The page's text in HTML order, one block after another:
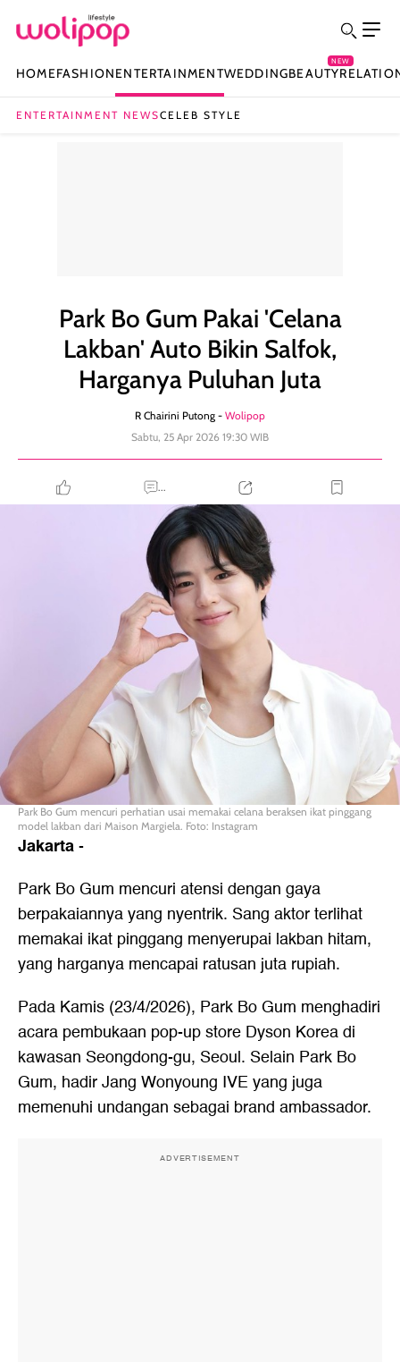
HOMEFASHIONENTERTAINMENTWEDDINGBEAUTY
NEW
ENTERTAINMENT NEWSCELEB STYLE
Park Bo Gum Pakai 'Celana
Lakban' Auto Bikin Salfok,
Harganya Puluhan Juta
R Chairini Putong - Wolipop
Sabtu, 25 Apr 2026 19:30 WIB
...
Park Bo Gum mencuri perhatian usai memakai celana beraksen ikat pinggang
model lakban dari Maison Margiela. Foto: Instagram
Jakarta-
Park Bo Gum mencuri atensi dengan gaya
berpakaiannya yang nyentrik. Sang aktor terlihat
memakai ikat pinggang menyerupai lakban hitam,
yang harganya mencapai ratusan juta rupiah.
Pada Kamis (23/4/2026), Park Bo Gum menghadiri
acara pembukaan pop-up store Dyson Korea di
kawasan Seongdong-gu, Seoul. Selain Park Bo
Gum, hadir Jang Wonyoung IVE yang juga
memenuhi undangan sebagai brand ambassador.
ADVERTISEMENT